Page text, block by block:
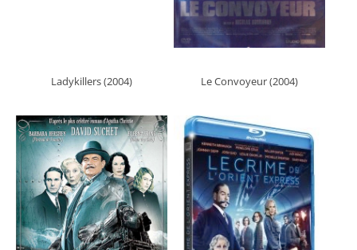
Ladykillers (2004) Le Convoyeur (2004)